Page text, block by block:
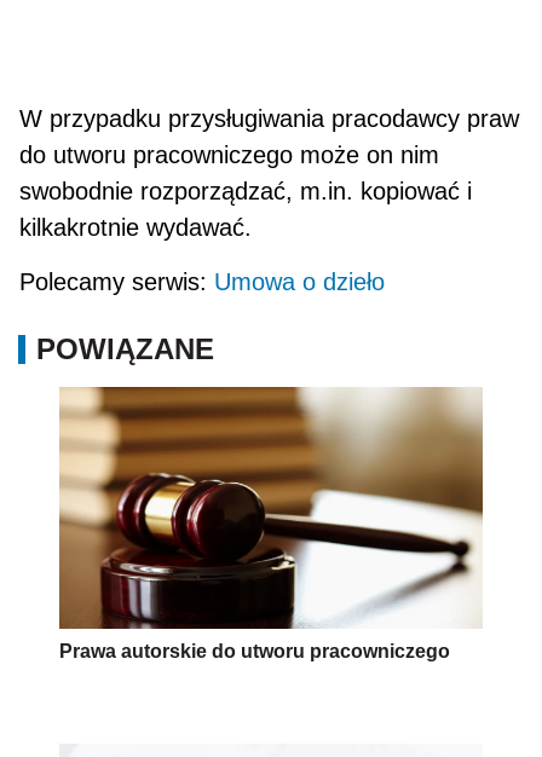
W przypadku przysługiwania pracodawcy praw
do utworu pracowniczego może on nim
swobodnie rozporządzać, m.in. kopiować i
kilkakrotnie wyda­wać.
Polecamy serwis: Umowa o dzieło
POWIĄZANE
Prawa autorskie do utworu pracowniczego